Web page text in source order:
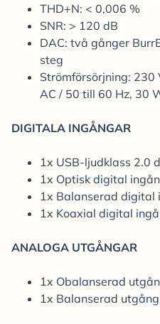
THD+N: < 0,006 %
SNR: > 120 dB
DAC: två gånger
steg
Strömförsörjning: 230
AC / 50 till 60 Hz, 30
DIGITALA INGÅNGAR
1x USB-ljudklass 2.0
1x Optisk digital
1x Balanserad digital
1x Koaxial digital
ANALOGA UTGÅNGAR
1x Obalanserad
1x Balanserad